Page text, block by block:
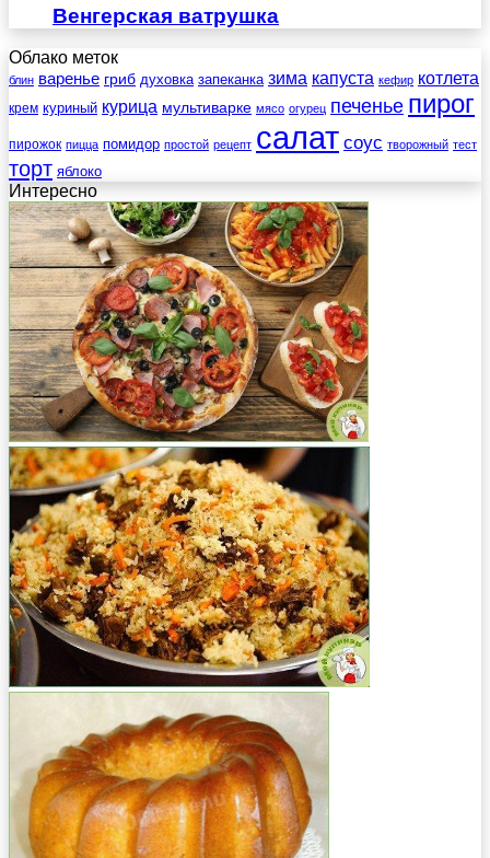
Венгерская ватрушка
Облако меток
блин варенье гриб духовка запеканка зима капуста кефир котлета
крем куриный курица мультиварке мясо огурец печенье пирог
пирожок пицца помидор простой рецепт салат соус творожный тест
торт яблоко
Интересно